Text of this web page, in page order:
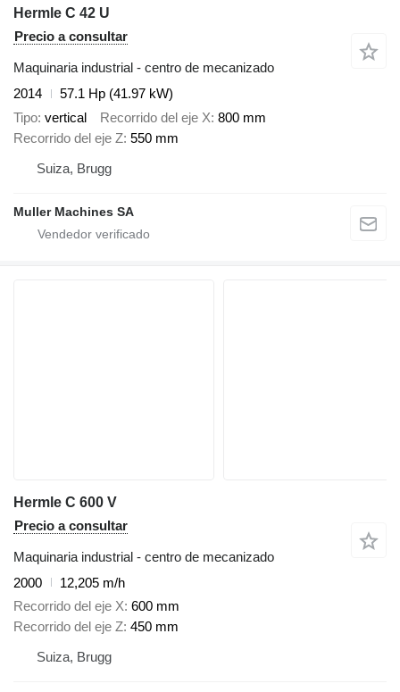
Hermle C 42 U
Precio a consultar
Maquinaria industrial - centro de mecanizado
2014
57.1 Hp (41.97 kW)
Tipo vertical Recorrido del eje X 800 mm
Recorrido del eje Z 550 mm
Suiza, Brugg
Muller Machines SA
Hermle C 600 V
Precio a consultar
Maquinaria industrial - centro de mecanizado
2000
12,205 m/h
Recorrido del eje X 600 mm
Recorrido del eje Z 450 mm
Suiza, Brugg